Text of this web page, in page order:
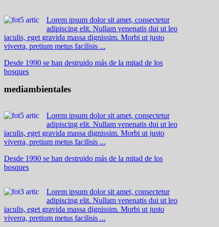
Lorem ipsum dolor sit amet, consectetur
adipiscing elit. Nullam venenatis dui ut leo
iaculis, eget gravida massa dignissim. Morbi ut justo
viverra, pretium metus facilisis ...
Desde 1990 se han destruido más de la mitad de los
bosques
mediambientales
Lorem ipsum dolor sit amet, consectetur
adipiscing elit. Nullam venenatis dui ut leo
iaculis, eget gravida massa dignissim. Morbi ut justo
viverra, pretium metus facilisis ...
Desde 1990 se han destruido más de la mitad de los
bosques
Lorem ipsum dolor sit amet, consectetur
adipiscing elit. Nullam venenatis dui ut leo
iaculis, eget gravida massa dignissim. Morbi ut justo
viverra, pretium metus facilisis ...